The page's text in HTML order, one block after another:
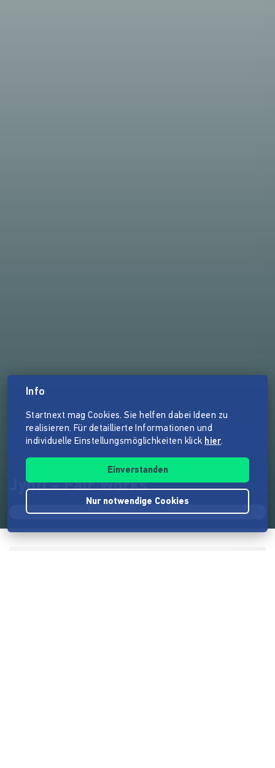
Jyoti - Fair Works
Info
Startnext mag Cookies. Sie helfen dabei Ideen zu
realisieren. Für detaillierte Informationen und
individuelle Einstellungsmöglichkeiten klick hier.
Einverstanden
Nur notwendige Cookies